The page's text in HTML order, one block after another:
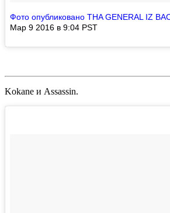
Фото опубликовано THA GENERAL IZ
Мар 9 2016 в 9:04 PST
Kokane и Assassin.